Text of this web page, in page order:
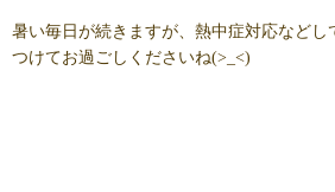
暑い毎日が続きますが、熱中症対応などし
つけてお過ごしくださいね(>_<)